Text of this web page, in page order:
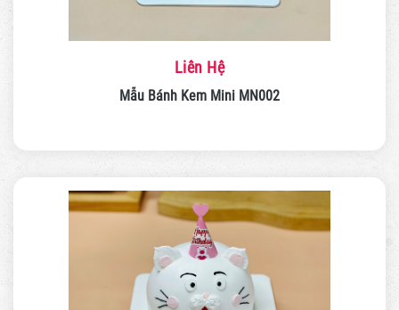
Liên Hệ
Mẫu Bánh Kem Mini MN002